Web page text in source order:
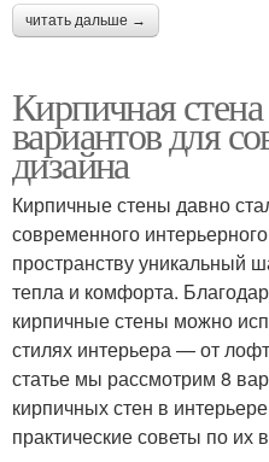
читать дальше →
Кирпичная
вариантов для
дизайна
Кирпичные стены давно
современного
пространству уникальный
тепла и комфорта.
кирпичные стены можно
стилях интерьера — от
статье мы рассмотрим 8
кирпичных стен в
практические советы по их